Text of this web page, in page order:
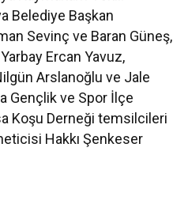
Belediye Başkan
Sevinç ve Baran Güneş,
Ercan Yavuz,
Arslanoğlu ve Jale
Gençlik ve Spor İlçe
Koşu Derneği temsilcileri
Hakkı Şenkeser